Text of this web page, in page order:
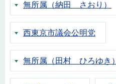
無所属（納田 さおり）
西東京市議会公明党
無所属（田村 ひろゆき）